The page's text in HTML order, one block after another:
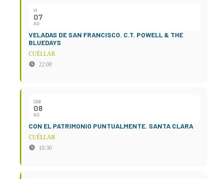
VI
07
AG
VELADAS DE SAN FRANCISCO. C.T. POWELL & THE
BLUEDAYS
CUÉLLAR
22:00
SÁB
08
AG
CON EL PATRIMONIO PUNTUALMENTE. SANTA CLARA
CUÉLLAR
10:30